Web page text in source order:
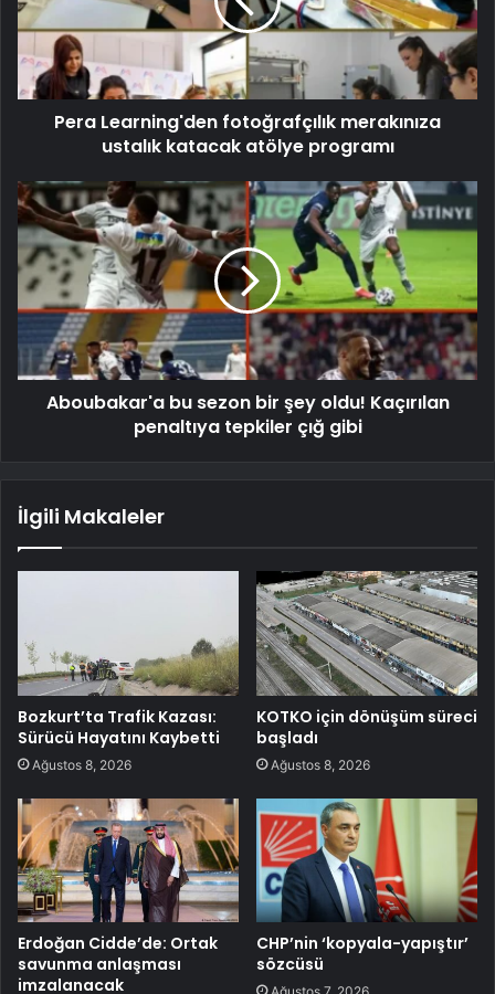
Pera Learning'den fotoğrafçılık merakınıza
ustalık katacak atölye programı
Aboubakar'a bu sezon bir şey oldu! Kaçırılan
penaltıya tepkiler çığ gibi
İlgili Makaleler
Bozkurt’ta Trafik Kazası:
Sürücü Hayatını Kaybetti
Ağustos 8, 2026
KOTKO için dönüşüm süreci
başladı
Ağustos 8, 2026
Erdoğan Cidde’de: Ortak
savunma anlaşması
imzalanacak
CHP’nin ‘kopyala-yapıştır’
sözcüsü